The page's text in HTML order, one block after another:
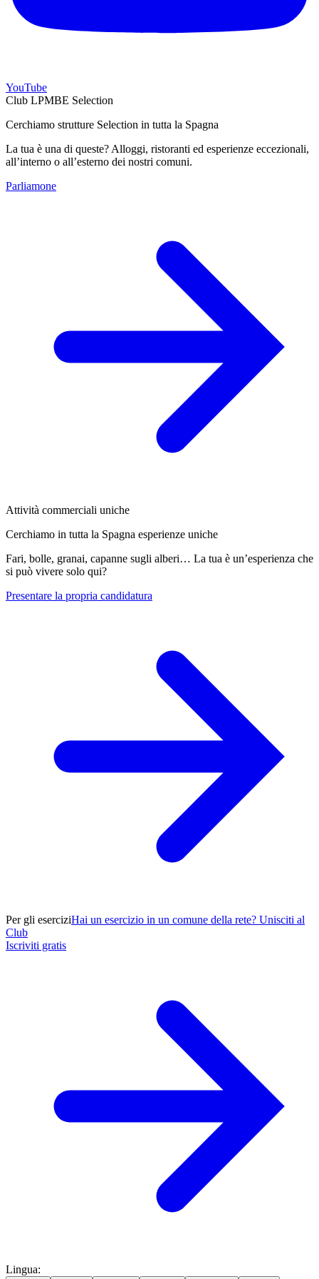
YouTube
Club LPMBE Selection
Cerchiamo strutture Selection in tutta la Spagna
La tua è una di queste? Alloggi, ristoranti ed esperienze eccezionali,
all’interno o all’esterno dei nostri comuni.
Parliamone
Attività commerciali uniche
Cerchiamo in tutta la Spagna esperienze uniche
Fari, bolle, granai, capanne sugli alberi… La tua è un’esperienza che
si può vivere solo qui?
Presentare la propria candidatura
Per gli eserciziHai un esercizio in un comune della rete? Unisciti al
Club
Iscriviti gratis
Lingua: